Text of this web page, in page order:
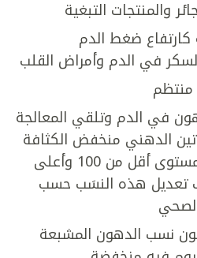
والمنتجات التبغية
كارتفاع ضغط الدم
في الدم وأمراض القلب
في الدم وتلقي المعالجة
الدهني منخفض الكثافة
(الكوليسترول الضار) لمستوى أقل من 100 وأعلى
تعديل هذه النسَب حسب
نسب الدهون المشبعة